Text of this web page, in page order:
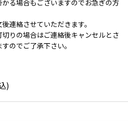
る場合もございますのでお急ぎの方
連絡させていただきます。
りの場合はご連絡後キャンセルとさ
のでご了承下さい。
)